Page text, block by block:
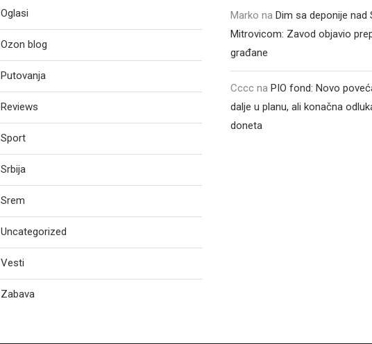
Oglasi
Ozon blog
Putovanja
Reviews
Sport
Srbija
Srem
Uncategorized
Vesti
Zabava
Marko naDim sa deponije nad
Mitrovicom: Zavod objavio
građane
Cccc naPIO fond: Novo
dalje u planu, ali konačna
doneta